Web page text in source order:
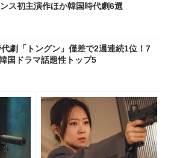
ンス初主演作ほか韓国時代劇6選
劇「トングン」僅差で2週連続1位！7
国ドラマ話題性トップ5